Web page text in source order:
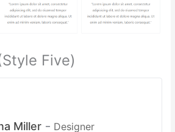
Five)
Miller Designer